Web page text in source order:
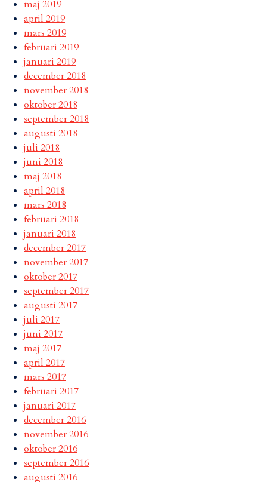
maj 2019
april 2019
mars 2019
februari 2019
januari 2019
december 2018
november 2018
oktober 2018
september 2018
augusti 2018
juli 2018
juni 2018
maj 2018
april 2018
mars 2018
februari 2018
januari 2018
december 2017
november 2017
oktober 2017
september 2017
augusti 2017
juli 2017
juni 2017
maj 2017
april 2017
mars 2017
februari 2017
januari 2017
december 2016
november 2016
oktober 2016
september 2016
augusti 2016